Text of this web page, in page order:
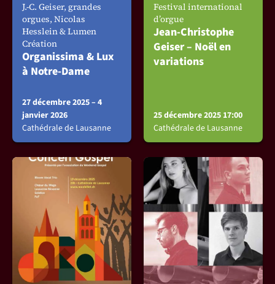
J.-C. Geiser, grandes
orgues, Nicolas
Hesslein & Lumen
Création
Organissima & Lux
à Notre-Dame
27 décembre 2025 – 4
janvier 2026
Cathédrale de Lausanne
Festival international
d’orgue
Jean-Christophe
Geiser – Noël en
variations
25 décembre 2025 17:00
Cathédrale de Lausanne